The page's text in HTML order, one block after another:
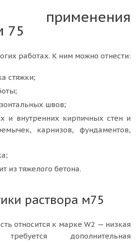
применения
75
работах. К ним можно отнести:
стяжки;
швов;
и внутренних кирпичных стен и
карнизов, фундаментов,
из тяжелого бетона.
раствора м75
относится к марке W2 — низкая
требуется дополнительная